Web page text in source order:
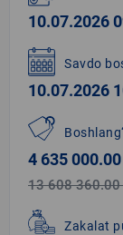
of
6
10.07.2026
Savdo
10.07.2026
4 635
13 608
Zakalat